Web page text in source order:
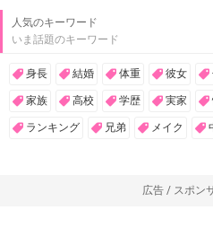
人気のキーワード
いま話題のキーワード
身長 結婚 体重 彼女
家族 高校 学歴 実家
ランキング 兄弟 メイク
広告 / スポン